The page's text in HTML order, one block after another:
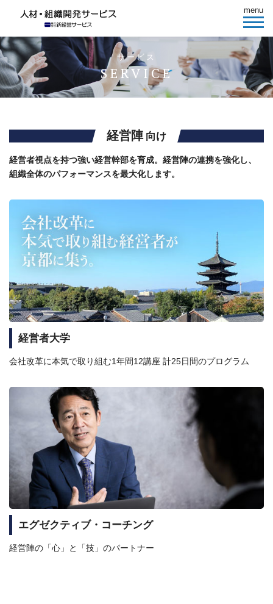
menu
サービス
SERVICE
経営陣 向け
経営者視点を持つ強い経営幹部を育成。経営陣の連携を強化し、
組織全体のパフォーマンスを最大化します。
経営者大学
会社改革に本気で取り組む1年間12講座 計25日間のプログラム
エグゼクティブ・コーチング
経営陣の「心」と「技」のパートナー